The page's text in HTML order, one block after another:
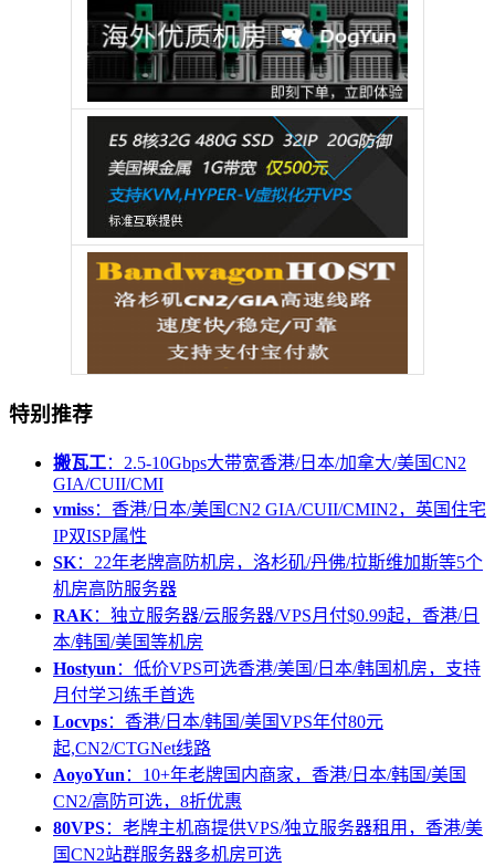
特别推荐
搬瓦工：2.5-10Gbps大带宽香港/日本/加拿大/美国CN2
GIA/CUII/CMI
vmiss：香港/日本/美国CN2 GIA/CUII/CMIN2，英国住宅
IP双ISP属性
SK：22年老牌高防机房，洛杉矶/丹佛/拉斯维加斯等5个
机房高防服务器
RAK：独立服务器/云服务器/VPS月付$0.99起，香港/日
本/韩国/美国等机房
Hostyun ：低价VPS可选香港/美国/日本/韩国机房，支持
月付学习练手首选
Locvps：香港/日本/韩国/美国VPS年付80元
起,CN2/CTGNet线路
AoyoYun ：10+年老牌国内商家，香港/日本/韩国/美国
CN2/高防可选，8折优惠
80VPS：老牌主机商提供VPS/独立服务器租用，香港/美
国CN2站群服务器多机房可选